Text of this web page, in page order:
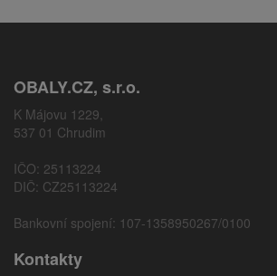
OBALY.CZ, s.r.o.
K Májovu 1229,
537 01 Chrudim
IČO: 25113224
DIČ: CZ25113224
Bankovní spojení: 107-1358950267/0100
Kontakty